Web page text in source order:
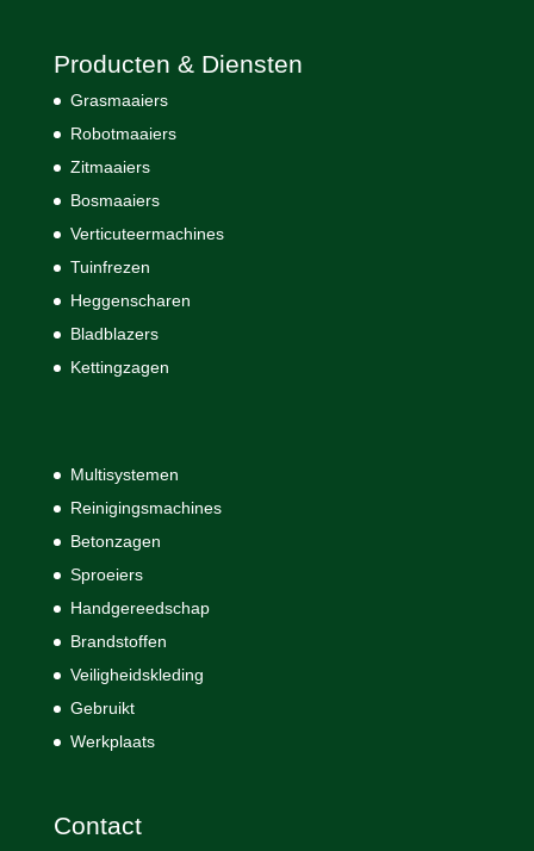
Producten & Diensten
Grasmaaiers
Robotmaaiers
Zitmaaiers
Bosmaaiers
Verticuteermachines
Tuinfrezen
Heggenscharen
Bladblazers
Kettingzagen
Multisystemen
Reinigingsmachines
Betonzagen
Sproeiers
Handgereedschap
Brandstoffen
Veiligheidskleding
Gebruikt
Werkplaats
Contact